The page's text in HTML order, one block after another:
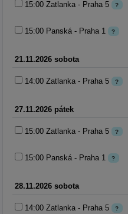
15:00 Zatlanka - Praha 5 ?
15:00 Panská - Praha 1 ?
21.11.2026 sobota
14:00 Zatlanka - Praha 5 ?
27.11.2026 pátek
15:00 Zatlanka - Praha 5 ?
15:00 Panská - Praha 1 ?
28.11.2026 sobota
14:00 Zatlanka - Praha 5 ?